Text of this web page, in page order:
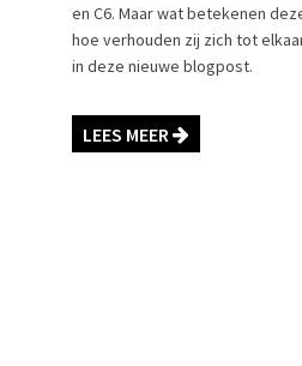
en C6. Maar wat betekenen
hoe verhouden zij zich tot
in deze nieuwe blogpost.
LEES MEER